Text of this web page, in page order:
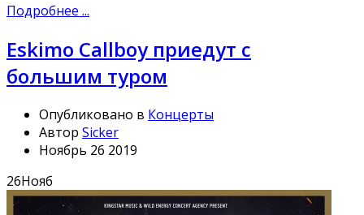
Подробнее ...
Eskimo Callboy приедут с
большим туром
Опубликовано в Концерты
Автор Sicker
Ноябрь 26 2019
26Нояб